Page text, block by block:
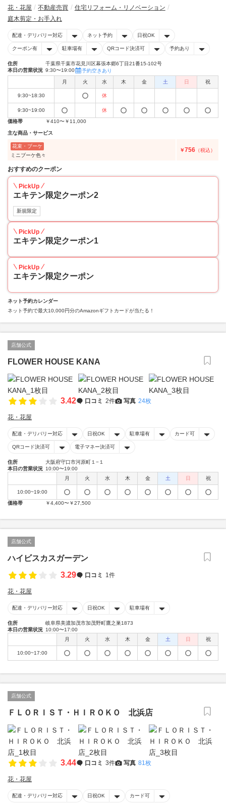
花・花屋 不動産売買
住宅リフォーム・リノベーション
庭木剪定・お手入れ
配達・デリバリー対応 ネット予約 日祝OK
クーポン有 駐車場有 QRコード決済可 予約あり
住所
千葉県千葉市花見川区幕張本郷6丁目21番15-102号
本日の営業状況 9:30〜19:00 予約空きあり
月 火 水 木 金 土 日 祝
9:30~18:30 休
9:30~19:00
休
価格帯
￥410〜￥11,000
主な商品・サービス
花束・ブーケ
ミニブーケ色々
￥756 （税込）
おすすめのクーポン
PickUp
エキテン限定クーポン2
新規限定
PickUp
エキテン限定クーポン1
PickUp
エキテン限定クーポン
ネット予約カレンダー
ネット予約で最大10,000円分のAmazonギフトカードが当たる！
店舗公式
FLOWER HOUSE KANA
3.42 口コミ 2件 写真 24枚
花・花屋
配達・デリバリー対応 日祝OK 駐車場有 カード可
QRコード決済可 電子マネー決済可
住所
大阪府守口市河原町１−１
本日の営業状況 10:00〜19:00
月
火 水 木 金 土 日 祝
10:00~19:00
価格帯
￥4,400〜￥27,500
店舗公式
ハイビスカスガーデン
3.29
口コミ 1件
花・花屋
配達・デリバリー対応 日祝OK 駐車場有
住所
岐阜県美濃加茂市加茂野町鷹之巣1873
本日の営業状況 10:00〜17:00
月
火 水 木 金 土 日 祝
10:00~17:00
店舗公式
ＦＬＯＲＩＳＴ・ＨＩＲＯＫＯ 北浜店
3.44 口コミ 3件 写真 81枚
花・花屋
配達・デリバリー対応 日祝OK カード可